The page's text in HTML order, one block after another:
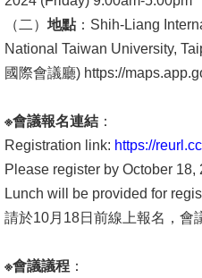
捐
研
資
源
與
圖
館
（二） 地點 ：Shih-Liang
National Taiwan University,
國際會議廳) https://
※會議報名連結 ：
Registration link: https://
Please register by October 18,
Lunch will be provided for
請於10月18日前線上報名，會
※會議議程 ：